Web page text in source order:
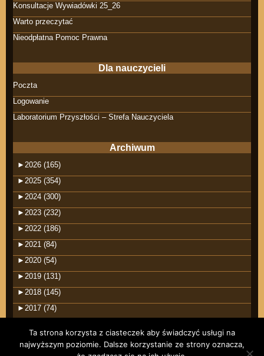
Konsultacje Wywiadówki 25_26
Warto przeczytać
Nieodpłatna Pomoc Prawna
Dla nauczycieli
Poczta
Logowanie
Laboratorium Przyszłości – Strefa Nauczyciela
Archiwum
► 2026 (165)
► 2025 (354)
► 2024 (300)
► 2023 (232)
► 2022 (186)
► 2021 (84)
► 2020 (54)
► 2019 (131)
► 2018 (145)
► 2017 (74)
Ta strona korzysta z ciasteczek aby świadczyć usługi na
najwyższym poziomie. Dalsze korzystanie ze strony oznacza,